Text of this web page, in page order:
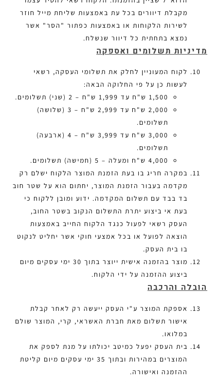
מקבלת דיוורים בכל עת באמצעות שליחת מייל חוזר
לשירות הלקוחות או באמצעות כפתור "הסר" אשר
נמצא בתחתית כל דיוור שנשלח.
מדיניות תשלומים ואספקה
לקוח המעוניין לחלק את תשלומי העסקה, רשאי
לעשות כן על פי החלוקה הבאה:
1,500 ש"ח עד 1,999 ש"ח – 2 (שני) תשלומים.
2,000 ש"ח עד 2,999 ש"ח – 3 (שלושה)
תשלומים.
3,000 ש"ח עד 3,999 ש"ח – 4 (ארבעה)
תשלומים.
4,000 ש"ח ומעלה – 5 (חמישה) תשלומים.
במקרה חריג בו בעת הזמנת המוצר הלקוח ישלם רק
מקדמה בעבור הזמנת המוצר, יחתום הוא על שטר חוב
בד בבד עם תשלום המקדמה. ידוע ומובן ללקוח כי
בעת אי ביצוע יתרת התשלום הנקוב בשטר החוב,
העסק רשאי לפעול כנגד הלקוח החייב באמצעות
הוצאה לפועל או בכל אמצעי חוקי אשר יחליט לנקוט
בו בית העסק.
מוצר בהזמנה אישית ייוצר בתוך 30 ימי עסקים מיום
ביצוע ההזמנה על ידי הלקוח.
הובלה והרכבה
אספקת המוצר ע"י העסק ייעשה רק לאחר קבלת
אישור תשלום מאת חברת האשראי, קרי, המוצר שולם
במלואו.
בית העסק יפעל כמיטב יכולתו על מנת לספק את
המוצרים במהירות ובתוך 35 ימי עסקים מיום קליטת
ההזמנה ואישורה.